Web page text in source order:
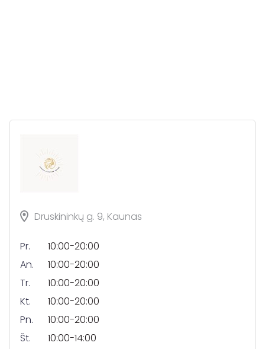
Druskininkų g. 9, Kaunas
Pr.
10:00-20:00
An.
10:00-20:00
Tr.
10:00-20:00
Kt.
10:00-20:00
Pn.
10:00-20:00
Št.
10:00-14:00